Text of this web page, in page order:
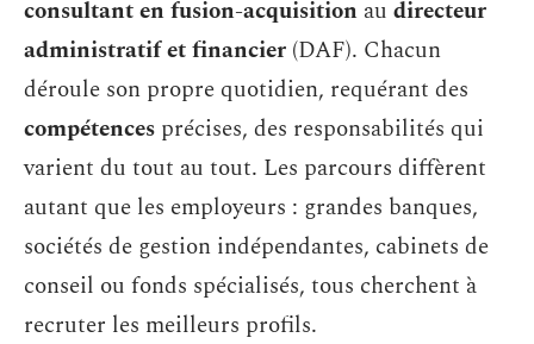
consultant en fusion-acquisition au directeur
administratif et financier (DAF). Chacun
déroule son propre quotidien, requérant des
compétences précises, des responsabilités qui
varient du tout au tout. Les parcours diffèrent
autant que les employeurs : grandes banques,
sociétés de gestion indépendantes, cabinets de
conseil ou fonds spécialisés, tous cherchent à
recruter les meilleurs profils.